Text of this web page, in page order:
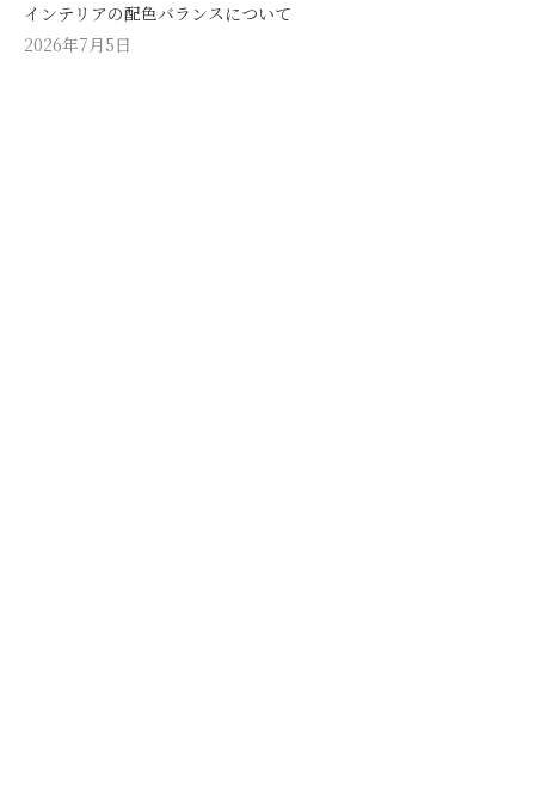
インテリアの配色バランスについて
2026年7月5日